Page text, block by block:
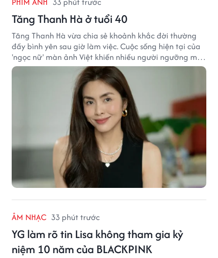
Tăng Thanh Hà ở tuổi 40
Tăng Thanh Hà vừa chia sẻ khoảnh khắc đời thường
đầy bình yên sau giờ làm việc. Cuộc sống hiện tại của
'ngọc nữ' màn ảnh Việt khiến nhiều người ngưỡng mộ
sau hơn một thập kỷ rời xa ánh đèn sân khấu.
ÂM NHẠC 33 phút trước
YG làm rõ tin Lisa không tham gia kỷ
niệm 10 năm của BLACKPINK